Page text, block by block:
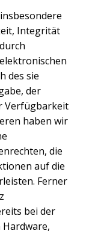
Integrität
des sie
der
Verfügbarkeit
haben wir
die
auf die
Ferner
bei der
Hardware,